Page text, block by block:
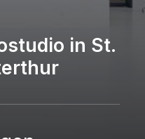
in St.